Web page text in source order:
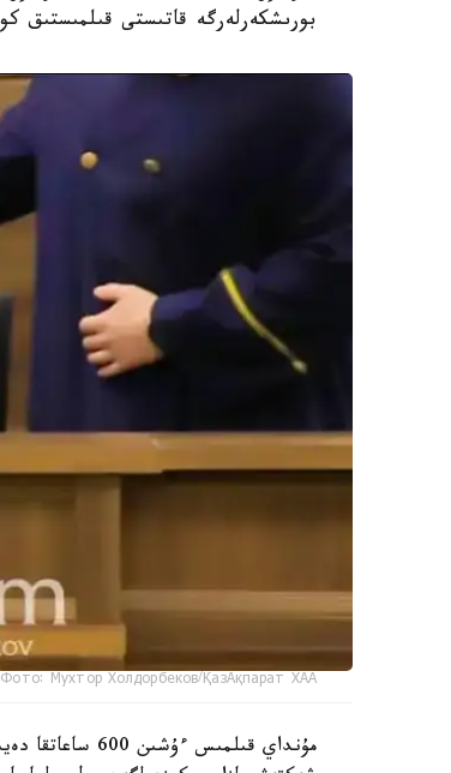
بورىشكەرلەرگە قاتىستى قىلمىستىق كودەكستىڭ 139-بابىمەن 32
Фото: Мухтор Холдорбеков/ҚазАқпарат ХАА
مۇنداي